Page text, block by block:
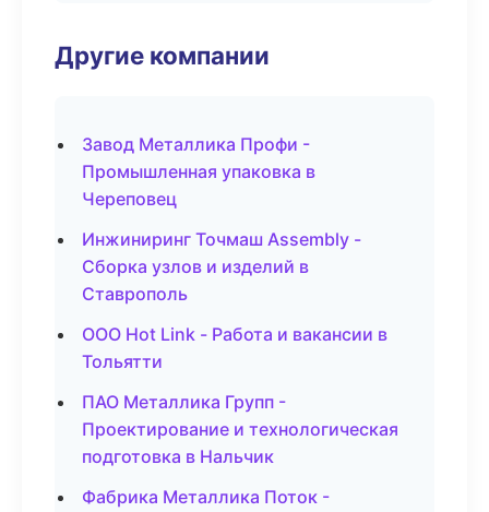
Другие компании
Завод Металлика Профи -
Промышленная упаковка в
Череповец
Инжиниринг Точмаш Assembly -
Сборка узлов и изделий в
Ставрополь
ООО Hot Link - Работа и вакансии в
Тольятти
ПАО Металлика Групп -
Проектирование и технологическая
подготовка в Нальчик
Фабрика Металлика Поток -